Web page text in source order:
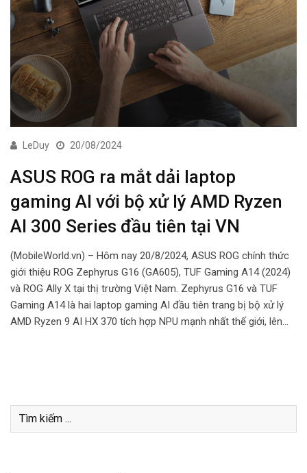
LeDuy 20/08/2024
ASUS ROG ra mắt dải laptop
gaming AI với bộ xử lý AMD Ryzen
AI 300 Series đầu tiên tại VN
(MobileWorld.vn) – Hôm nay 20/8/2024, ASUS ROG chính thức
giới thiệu ROG Zephyrus G16 (GA605), TUF Gaming A14 (2024)
và ROG Ally X tại thị trường Việt Nam. Zephyrus G16 và TUF
Gaming A14 là hai laptop gaming AI đầu tiên trang bị bộ xử lý
AMD Ryzen 9 AI HX 370 tích hợp NPU mạnh nhất thế giới, lên…